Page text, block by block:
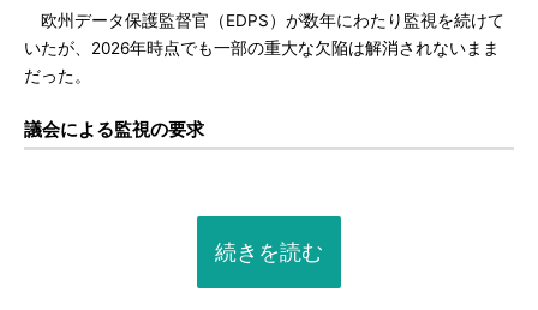
欧州データ保護監督官（EDPS）が数年にわたり監視を続けて
いたが、2026年時点でも一部の重大な欠陥は解消されないまま
だった。
議会による監視の要求
続きを読む